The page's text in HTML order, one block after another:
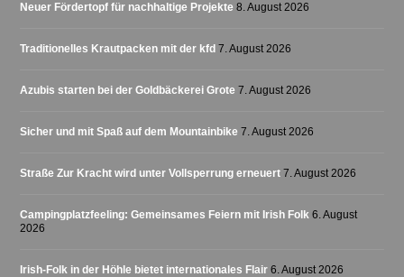
Neuer Fördertopf für nachhaltige Projekte 8. August 2026
Traditionelles Krautpacken mit der kfd 7. August 2026
Azubis starten bei der Goldbäckerei Grote 7. August 2026
Sicher und mit Spaß auf dem Mountainbike 7. August 2026
Straße Zur Kracht wird unter Vollsperrung erneuert 7. August 2026
Campingplatzfeeling: Gemeinsames Feiern mit Irish Folk 6. August
2026
Irish-Folk in der Höhle bietet internationales Flair 6. August 2026